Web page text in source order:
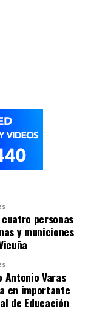
personas
y municiones
Antonio Varas
en importante
de Educación